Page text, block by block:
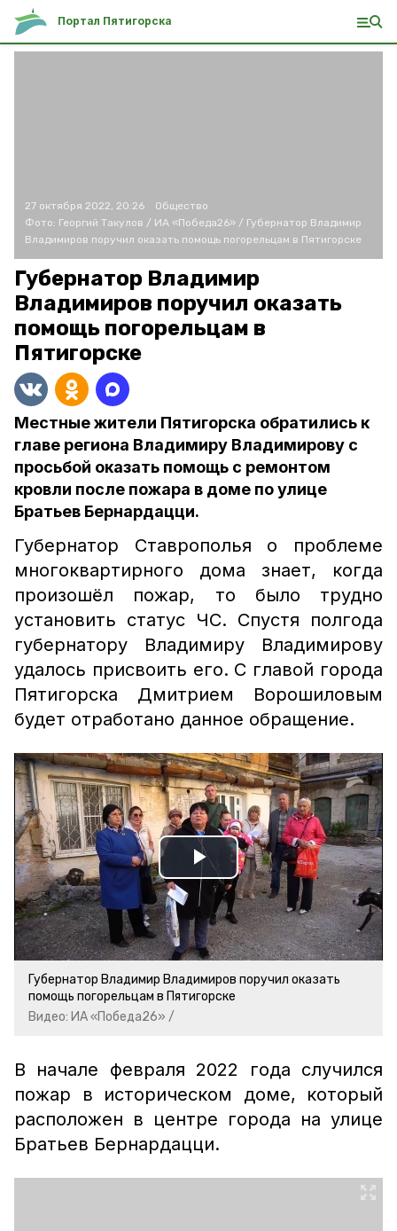
Портал Пятигорска
27 октября 2022, 20:26
Общество
Фото: Георгий Такулов / ИА «Победа26» / Губернатор Владимир
Владимиров поручил оказать помощь погорельцам в Пятигорске
Губернатор Владимир
Владимиров поручил оказать
помощь погорельцам в
Пятигорске
Местные жители Пятигорска обратились к
главе региона Владимиру Владимирову с
просьбой оказать помощь с ремонтом
кровли после пожара в доме по улице
Братьев Бернардацци.
Губернатор Ставрополья о проблеме
многоквартирного дома знает, когда
произошёл пожар, то было трудно
установить статус ЧС. Спустя полгода
губернатору Владимиру Владимирову
удалось присвоить его. С главой города
Пятигорска Дмитрием Ворошиловым
будет отработано данное обращение.
Play
Video
Губернатор Владимир Владимиров поручил оказать
помощь погорельцам в Пятигорске
Видео: ИА «Победа26» /
В начале февраля 2022 года случился
пожар в историческом доме, который
расположен в центре города на улице
Братьев Бернардацци.